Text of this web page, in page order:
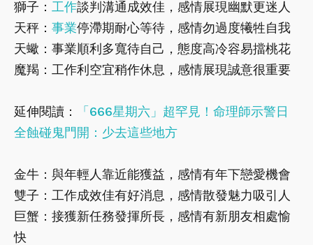
獅子： 工作談判溝通成效佳，感情展現幽默更迷人
天秤： 事業停滯期耐心等待，感情勿過度犧牲自我
天蠍：事業順利多寬待自己，態度高冷容易擋桃花
魔羯：工作利空宜稍作休息，感情展現誠意很重要
延伸閱讀：
「666星期六」超罕見！命理師示警日
全蝕碰鬼門開：少去這些地方
金牛：與年輕人靠近能獲益，感情有年下戀愛機會
雙子：工作成效佳有好消息，感情散發魅力吸引人
巨蟹：接獲新任務發揮所長，感情有新朋友相處愉
快